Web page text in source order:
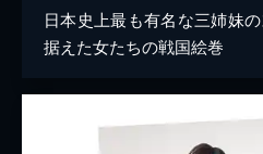
日本史上最も有名な三姉妹
据えた女たちの戦国絵巻